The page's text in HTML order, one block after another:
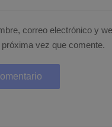
correo electrónico y
vez que comente.